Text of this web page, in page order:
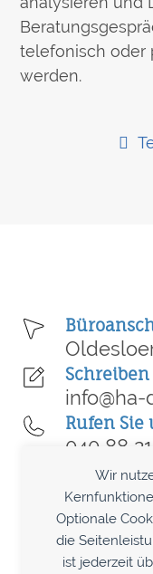
Wir
Optionale
die
ist jederzeit
telefonisch oder
werden.
Schreiben
info@ha-
Rufen Sie
040 88
Termin